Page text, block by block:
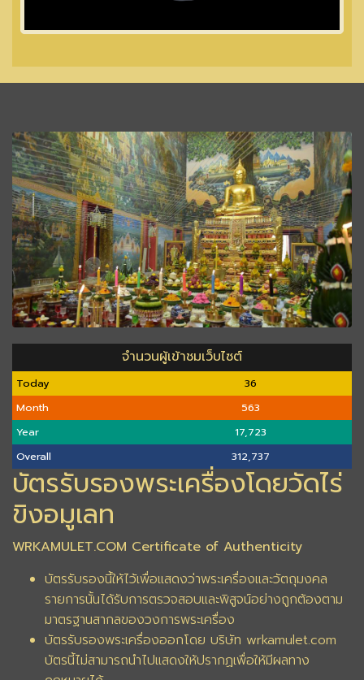
จำนวนผู้เข้าชมเว็บไซต์
Today
36
Month
563
Year
17,723
Overall
312,737
บัตรรับรองพระเครื่องโดยวัดไร่
ขิงอมูเลท
WRKAMULET.COM Certificate of Authenticity
บัตรรับรองนี้ให้ไว้เพื่อแสดงว่าพระเครื่องและวัตถุมงคล
รายการนั้นได้รับการตรวจสอบและพิสูจน์อย่างถูกต้องตาม
มาตรฐานสากลของวงการพระเครื่อง
บัตรรับรองพระเครื่องออกโดย บริษัท wrkamulet.com
บัตรนี้ไม่สามารถนำไปแสดงให้ปรากฏเพื่อให้มีผลทาง